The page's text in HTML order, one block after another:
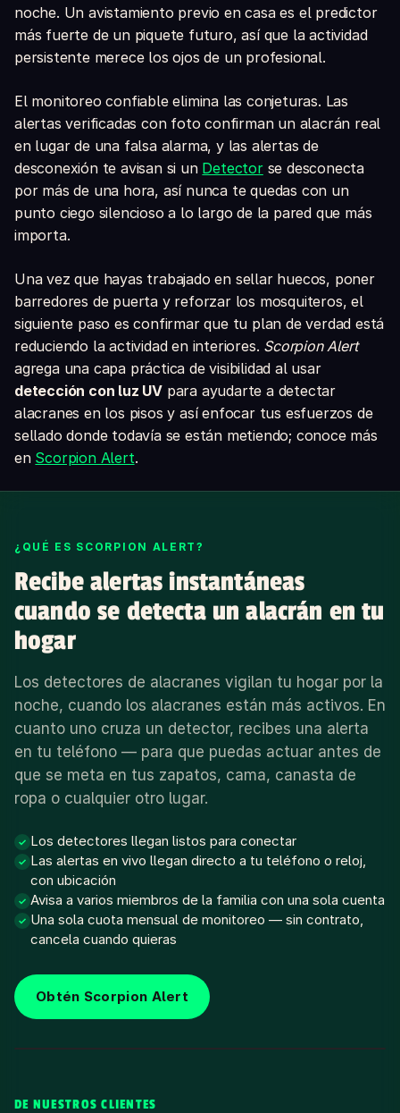
noche. Un avistamiento previo en casa es el predictor
más fuerte de un piquete futuro, así que la actividad
persistente merece los ojos de un profesional.
El monitoreo confiable elimina las conjeturas. Las
alertas verificadas con foto confirman un alacrán real
en lugar de una falsa alarma, y las alertas de
desconexión te avisan si un Detectorse desconecta
por más de una hora, así nunca te quedas con un
punto ciego silencioso a lo largo de la pared que más
importa.
Una vez que hayas trabajado en sellar huecos, poner
barredores de puerta y reforzar los mosquiteros, el
siguiente paso es confirmar que tu plan de verdad está
reduciendo la actividad en interiores. Scorpion Alert
agrega una capa práctica de visibilidad al usar
detección con luz UV para ayudarte a detectar
alacranes en los pisos y así enfocar tus esfuerzos de
sellado donde todavía se están metiendo; conoce más
en Scorpion Alert.
¿QUÉ ES SCORPION ALERT?
Recibe alertas instantáneas
cuando se detecta un alacrán en tu
hogar
Los detectores de alacranes vigilan tu hogar por la
noche, cuando los alacranes están más activos. En
cuanto uno cruza un detector, recibes una alerta
en tu teléfono — para que puedas actuar antes de
que se meta en tus zapatos, cama, canasta de
ropa o cualquier otro lugar.
✓ Los detectores llegan listos para conectar
✓ Las alertas en vivo llegan directo a tu teléfono o reloj,
con ubicación
✓ Avisa a varios miembros de la familia con una sola cuenta
✓ Una sola cuota mensual de monitoreo — sin contrato,
cancela cuando quieras
Obtén Scorpion Alert
DE NUESTROS CLIENTES